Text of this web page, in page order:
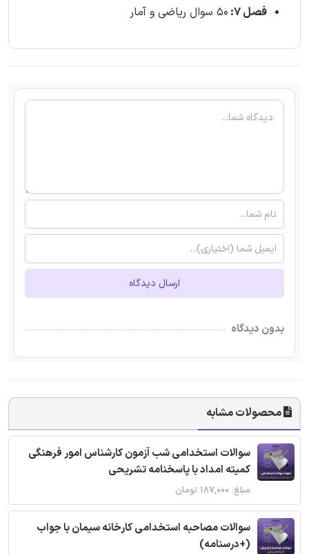
فصل 7: 50 سوال ریاضی و آمار
ارسال دیدگاه
بدون دیدگاه
محصولات مشابه
سوالات استخدامی شب آزمون کارشناس امور فرهنگی
کمیته امداد با پاسخنامه تشریحی
مبلغ: ۱۸۷,۰۰۰ تومان
سوالات مصاحبه استخدامی کارخانه سیمان با جواب
(+درسنامه)